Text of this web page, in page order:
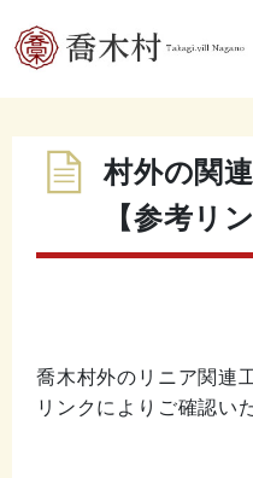
村外の関
【参考リ
喬木村外のリニア関連
リンクによりご確認い